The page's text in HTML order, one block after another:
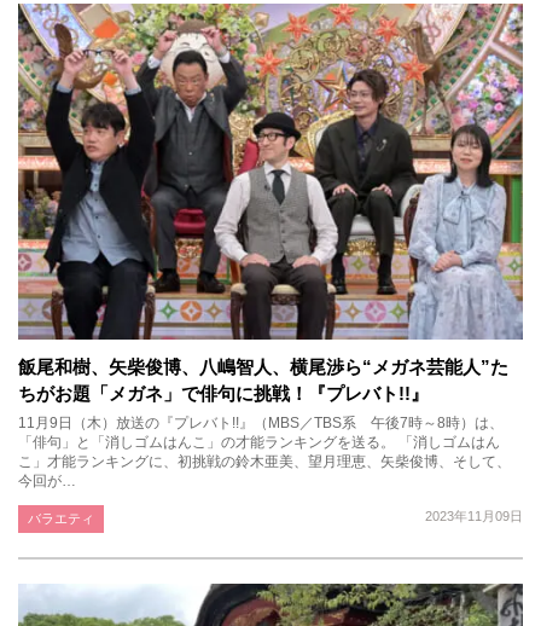
飯尾和樹、矢柴俊博、八嶋智人、横尾渉ら“メガネ芸能人”た
ちがお題「メガネ」で俳句に挑戦！『プレバト!!』
11月9日（木）放送の『プレバト!!』（MBS／TBS系 午後7時～8時）は、
「俳句」と「消しゴムはんこ」の才能ランキングを送る。 「消しゴムはん
こ」才能ランキングに、初挑戦の鈴木亜美、望月理恵、矢柴俊博、そして、
今回が…
2023年11月09日
バラエティ